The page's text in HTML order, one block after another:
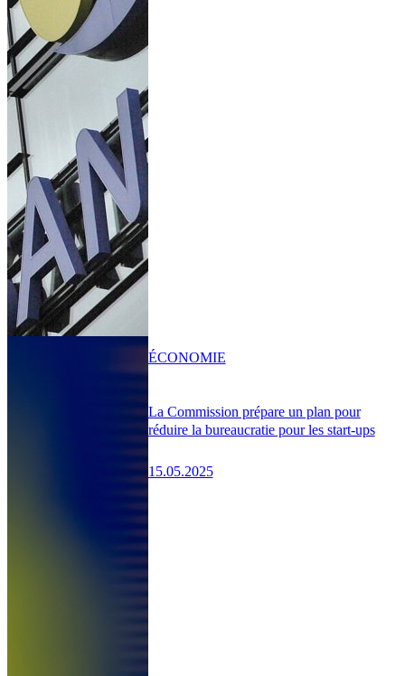
La Commission prépare un plan pour
réduire la bureaucratie pour les start-ups
15.05.2025
ÉCONOMIE